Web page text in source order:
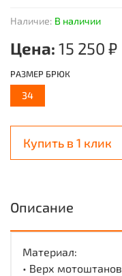
Наличие: В наличии
Цена: 15 250 ₽
Купить в 1 клик
РАЗМЕР БРЮК
34
Описание
Материал:
• Верх